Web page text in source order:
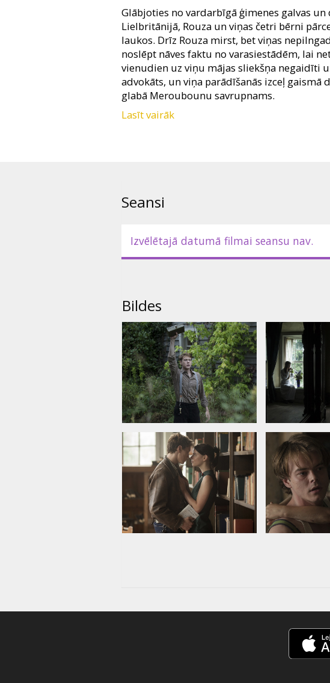
Glābjoties no vardarbīgā ģimenes galvas
Lielbritānijā, Rouza un viņas četri bērni
laukos. Drīz Rouza mirst, bet viņas
noslēpt nāves faktu no varasiestādēm, lai
vienudien uz viņu mājas sliekšņa negaidīti
advokāts, un viņa parādīšanās izceļ gaismā
glabā Meroubounu savrupnams.
Filma angļu valodā ar subtitriem latviešu un
Lasīt vairāk
Seansi
Izvēlētajā datumā filmai seansu nav.
Bildes